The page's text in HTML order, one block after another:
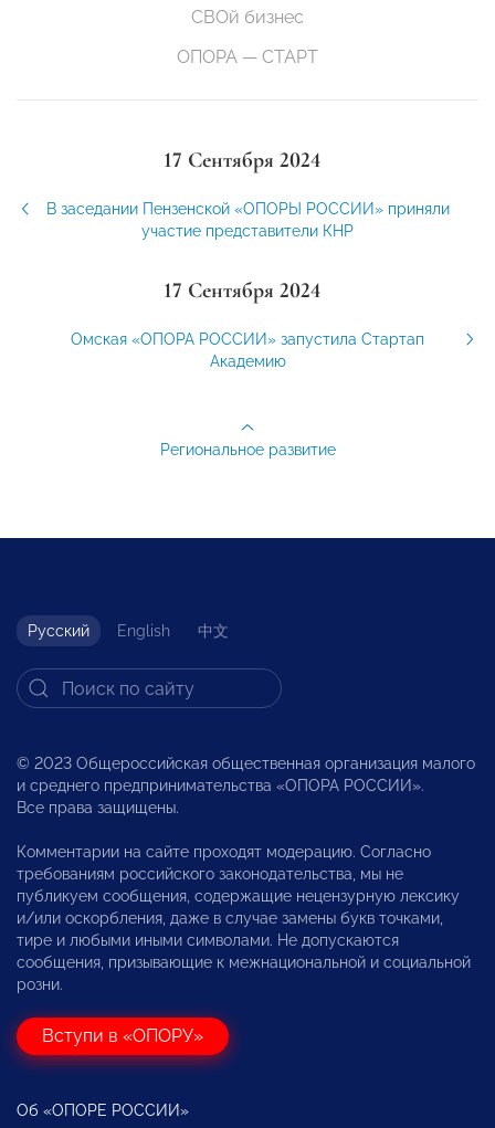
СВОй бизнес
ОПОРА — СТАРТ
17 Сентября 2024
В заседании Пензенской «ОПОРЫ РОССИИ» приняли
участие представители КНР
17 Сентября 2024
Омская «ОПОРА РОССИИ» запустила Стартап
Академию
Региональное развитие
Русский English 中文
© 2023 Общероссийская общественная организация малого
и среднего предпринимательства «ОПОРА РОССИИ».
Все права защищены.
Комментарии на сайте проходят модерацию. Согласно
требованиям российского законодательства, мы не
публикуем сообщения, содержащие нецензурную лексику
и/или оскорбления, даже в случае замены букв точками,
тире и любыми иными символами. Не допускаются
сообщения, призывающие к межнациональной и социальной
розни.
Вступи в «ОПОРУ»
Об «ОПОРЕ РОССИИ»